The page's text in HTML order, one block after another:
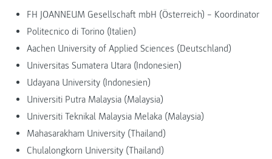
FH JOANNEUM Gesellschaft mbH (Österreich) – Koordinator
Politecnico di Torino (Italien)
Aachen University of Applied Sciences (Deutschland)
Universitas Sumatera Utara (Indonesien)
Udayana University (Indonesien)
Universiti Putra Malaysia (Malaysia)
Universiti Teknikal Malaysia Melaka (Malaysia)
Mahasarakham University (Thailand)
Chulalongkorn University (Thailand)